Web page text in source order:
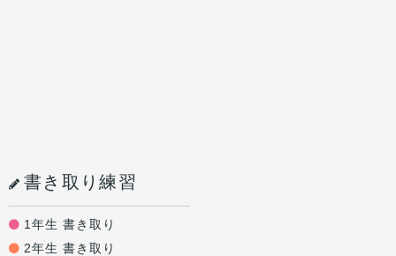
書き取り練習
1年生 書き取り
2年生 書き取り